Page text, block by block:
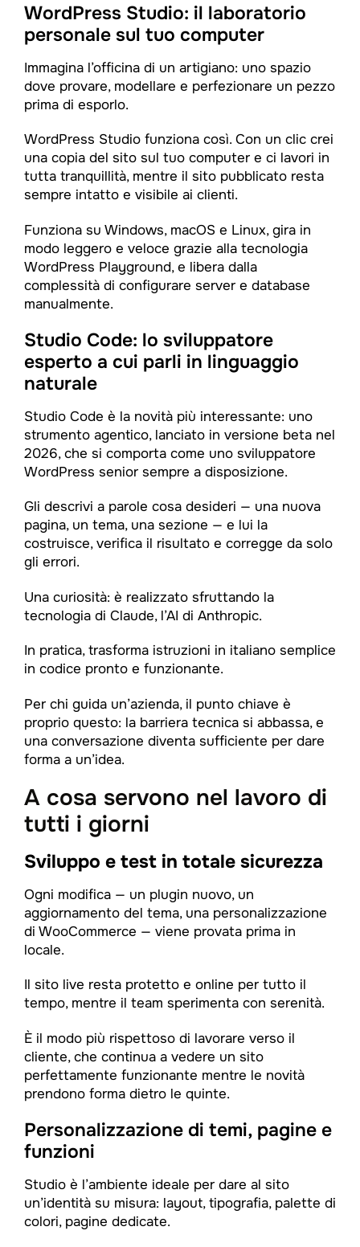
WordPress Studio: il laboratorio
personale sul tuo computer
Immagina l’officina di un artigiano: uno spazio
dove provare, modellare e perfezionare un pezzo
prima di esporlo.
WordPress Studio funziona così. Con un clic crei
una copia del sito sul tuo computer e ci lavori in
tutta tranquillità, mentre il sito pubblicato resta
sempre intatto e visibile ai clienti.
Funziona su Windows, macOS e Linux, gira in
modo leggero e veloce grazie alla tecnologia
WordPress Playground, e libera dalla
complessità di configurare server e database
manualmente.
Studio Code: lo sviluppatore
esperto a cui parli in linguaggio
naturale
Studio Code è la novità più interessante: uno
strumento agentico, lanciato in versione beta nel
2026, che si comporta come uno sviluppatore
WordPress senior sempre a disposizione.
Gli descrivi a parole cosa desideri — una nuova
pagina, un tema, una sezione — e lui la
costruisce, verifica il risultato e corregge da solo
gli errori.
Una curiosità: è realizzato sfruttando la
tecnologia di Claude, l’AI di Anthropic.
In pratica, trasforma istruzioni in italiano semplice
in codice pronto e funzionante.
Per chi guida un’azienda, il punto chiave è
proprio questo: la barriera tecnica si abbassa, e
una conversazione diventa sufficiente per dare
forma a un’idea.
A cosa servono nel lavoro di
tutti i giorni
Sviluppo e test in totale sicurezza
Ogni modifica — un plugin nuovo, un
aggiornamento del tema, una personalizzazione
di WooCommerce — viene provata prima in
locale.
Il sito live resta protetto e online per tutto il
tempo, mentre il team sperimenta con serenità.
È il modo più rispettoso di lavorare verso il
cliente, che continua a vedere un sito
perfettamente funzionante mentre le novità
prendono forma dietro le quinte.
Personalizzazione di temi, pagine e
funzioni
Studio è l’ambiente ideale per dare al sito
un’identità su misura: layout, tipografia, palette di
colori, pagine dedicate.